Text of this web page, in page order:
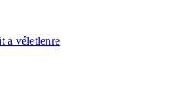
a véletlenre